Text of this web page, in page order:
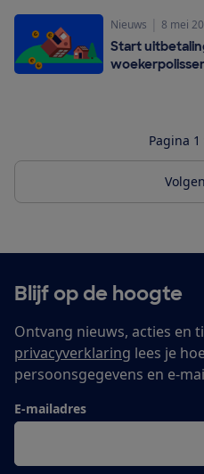
Nieuws 8 mei
Start
Pagina
Blijf op de hoogte
Ontvang nieuws, acties en
privacyverklaring lees je
persoonsgegevens en e-
E-mailadres